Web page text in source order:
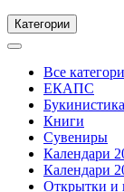
Категории
Все
ЕКАПС
Букинистика
Книги
Сувениры
Календари
Календари
Открытки и